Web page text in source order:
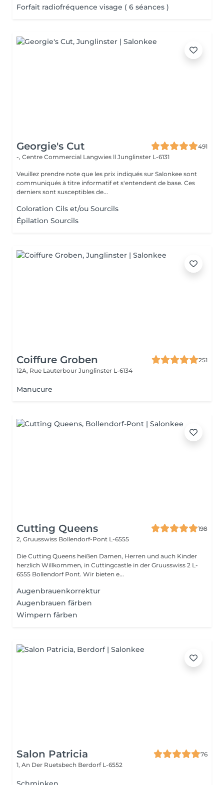
Forfait radiofréquence visage ( 6 séances )
Georgie's Cut
491
-, Centre Commercial Langwies ll Junglinster L-6131
Veuillez prendre note que les prix indiqués sur Salonkee sont
communiqués à titre informatif et s'entendent de base. Ces
derniers sont susceptibles de...
Coloration Cils et/ou Sourcils
Épilation Sourcils
Coiffure Groben
251
12A, Rue Lauterbour Junglinster L-6134
Manucure
Cutting Queens
198
2, Gruusswiss Bollendorf-Pont L-6555
Die Cutting Queens heißen Damen, Herren und auch Kinder
herzlich Willkommen, in Cuttingcastle in der Gruusswiss 2 L-
6555 Bollendorf Pont. Wir bieten e...
Augenbrauenkorrektur
Augenbrauen färben
Wimpern färben
Salon Patricia
76
1, An Der Ruetsbech Berdorf L-6552